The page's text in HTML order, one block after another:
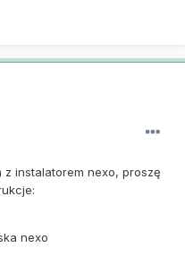
z instalatorem nexo, proszę
nexo